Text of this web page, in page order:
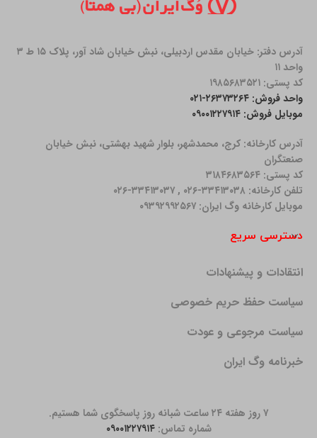
آدرس دفتر: خیابان مقدس اردبیلی، نبش خیابان شاد آور، پلاک ۱۵ ط ۳
واحد ۱۱
کد پستی: ۱۹۸۵۶۸۳۵۲۱
واحد فروش: ۲۶۳۷۳۲۶۴-۰۲۱
موبایل فروش: ۰۹۰۰۱۲۲۷۹۱۴
آدرس کارخانه: كرج، محمدشهر، بلوار شهید بهشتی، نبش خیابان
صنعتگران
کد پستی: ۳۱۸۴۶۸۳۵۶۴
تلفن کارخانه: ۳۳۴۱۳۰۳۸-۰۲۶ , ۳۳۴۱۳۰۳۷-۰۲۶
موبایل کارخانه وگ ایران: ۰۹۳۹۲۹۹۲۵۶۷
دسترسی سریع
انتقادات و پیشنهادات
سیاست حفظ حریم خصوصی
سیاست مرجوعی و عودت
خبرنامه وگ ایران
۷ روز هفته ۲۴ ساعت شبانه روز پاسخگوی شما هستیم.
شماره تماس:۰۹۰۰۱۲۲۷۹۱۴